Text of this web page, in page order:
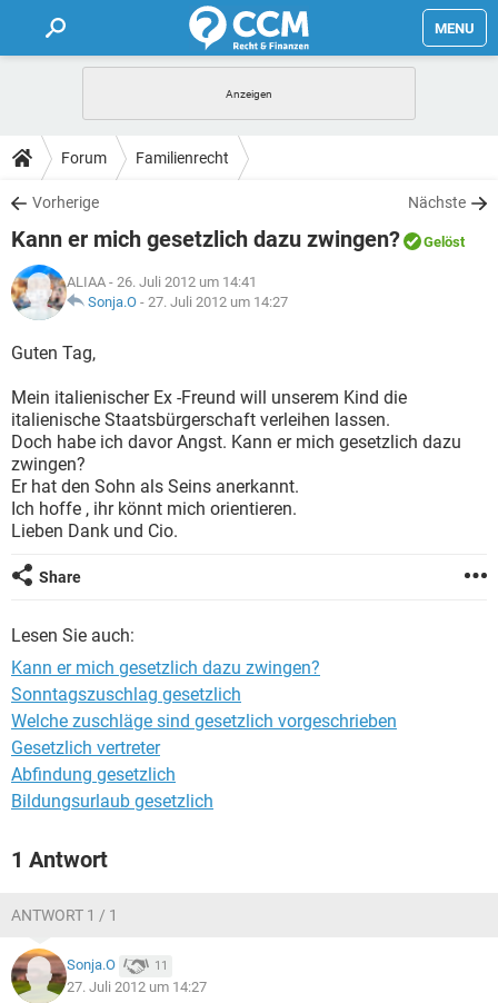
MENU
FORUM
TIPPS
Forum Familienrecht
Vorherige Nächste
Kann er mich gesetzlich dazu zwingen? Gelöst
ALIAA - 26. Juli 2012 um 14:41
Sonja.O - 27. Juli 2012 um 14:27
Guten Tag,
Mein italienischer Ex -Freund will unserem Kind die
italienische Staatsbürgerschaft verleihen lassen.
Doch habe ich davor Angst. Kann er mich gesetzlich dazu
zwingen?
Er hat den Sohn als Seins anerkannt.
Ich hoffe , ihr könnt mich orientieren.
Lieben Dank und Cio.
Share
Lesen Sie auch:
Kann er mich gesetzlich dazu zwingen?
Sonntagszuschlag gesetzlich
Welche zuschläge sind gesetzlich vorgeschrieben
Gesetzlich vertreter
Abfindung gesetzlich
Bildungsurlaub gesetzlich
1 Antwort
ANTWORT 1 / 1
Sonja.O 11
27. Juli 2012 um 14:27